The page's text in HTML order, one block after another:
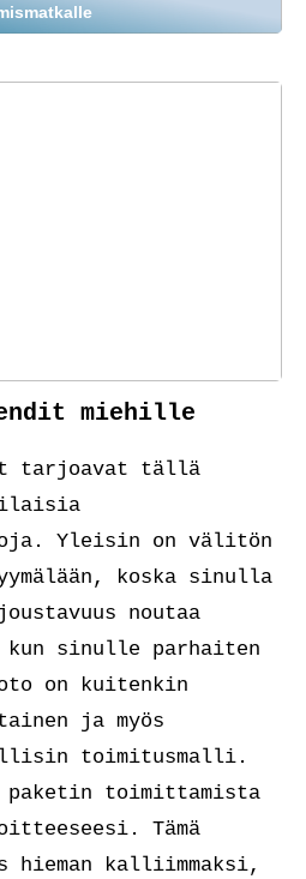
miehille
tarjoavat tällä
Yleisin on välitön
koska sinulla
noutaa
sinulle parhaiten
on kuitenkin
ja myös
toimitusmalli.
paketin toimittamista
Tämä
hieman kalliimmaksi,